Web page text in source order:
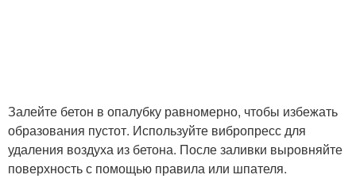
Залейте бетон в опалубку равномерно, чтобы избежать
образования пустот. Используйте вибропресс для
удаления воздуха из бетона. После заливки выровняйте
поверхность с помощью правила или шпателя.